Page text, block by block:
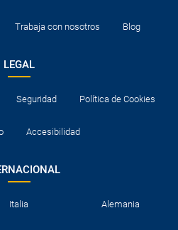
Trabaja con nosotros Blog
LEGAL
Seguridad Política de Cookies
Accesibilidad
Italia Alemania